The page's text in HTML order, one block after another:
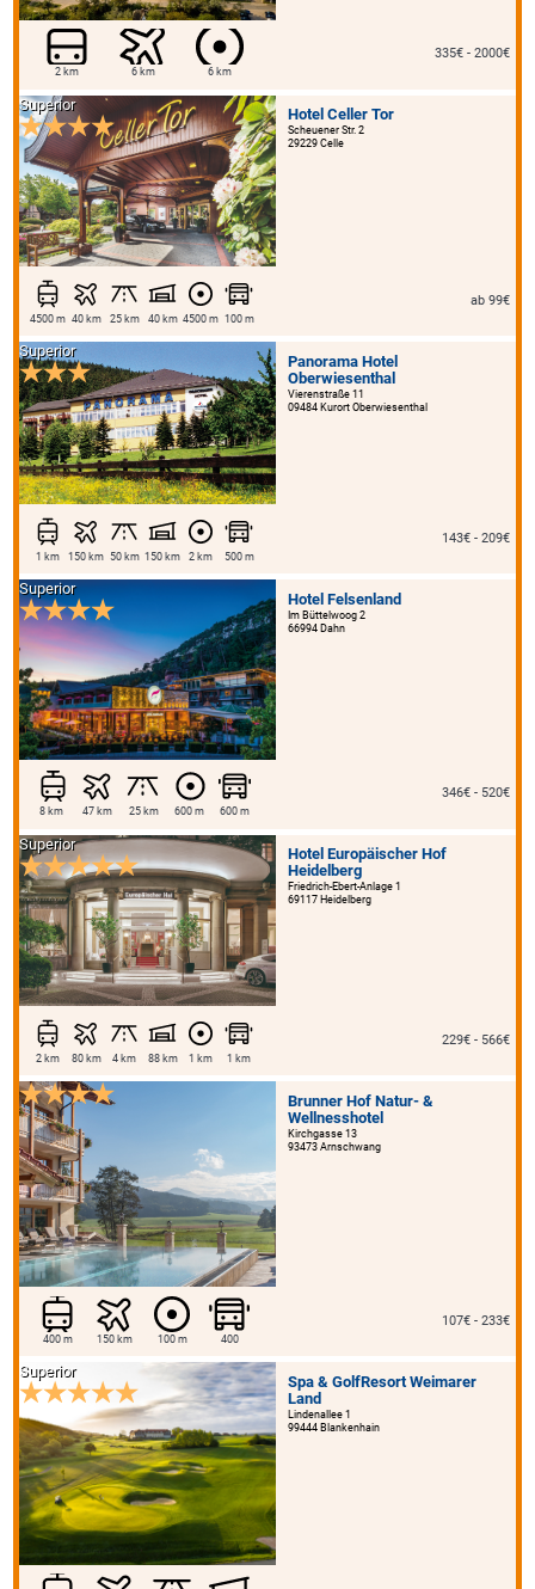
2 km 6 km 6 km
335€ - 2000€
Hotel Celler Tor
Scheuener Str. 2
29229 Celle
Superior
4500 m 40 km 25 km 40 km 4500 m 100 m
ab 99€
Panorama Hotel
Oberwiesenthal
Vierenstraße 11
09484 Kurort Oberwiesenthal
Superior
1 km 150 km 50 km 150 km 2 km 500 m
143€ - 209€
Hotel Felsenland
Im Büttelwoog 2
66994 Dahn
Superior
8 km 47 km 25 km 600 m 600 m
346€ - 520€
Hotel Europäischer Hof
Heidelberg
Friedrich-Ebert-Anlage 1
69117 Heidelberg
Superior
2 km 80 km 4 km 88 km 1 km 1 km
229€ - 566€
Brunner Hof Natur- &
Wellnesshotel
Kirchgasse 13
93473 Arnschwang
400 m 150 km 100 m 400
107€ - 233€
Spa & GolfResort Weimarer
Land
Lindenallee 1
99444 Blankenhain
Superior